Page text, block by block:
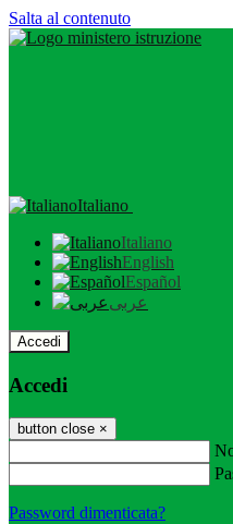
Salta al contenuto
Italiano
Italiano
English
Español
عربى
Accedi
Accedi
button close ×
Password dimenticata?